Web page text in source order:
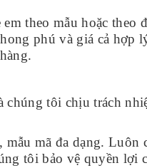
theo mẫu hoặc theo
phú và giá cả hợp
tôi chịu trách
mã đa dạng.
tôi bảo vệ quyền lợi